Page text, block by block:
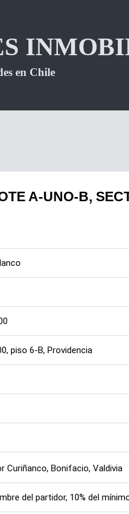
A-UNO-B,
piso 6-B, Providencia
Curiñanco, Bonifacio, Valdivia
del partidor, 10% del